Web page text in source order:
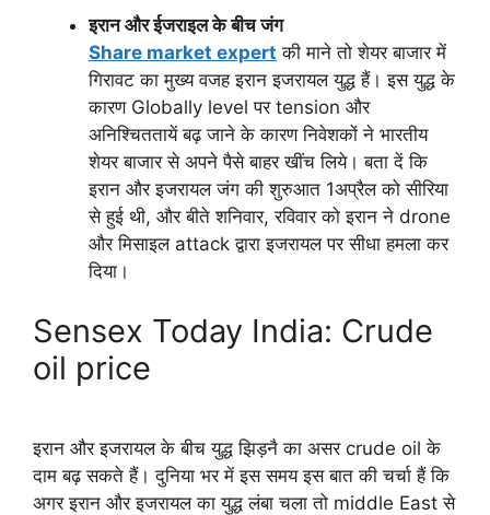
इरान और ईजराइल के बीच जंग
Share market expert की माने तो शेयर बाजार में
गिरावट का मुख्य वजह इरान इजरायल युद्ध हैं। इस युद्ध के
कारण Globally level पर tension और
अनिश्चिततायें बढ़ जाने के कारण निवेशकों ने भारतीय
शेयर बाजार से अपने पैसे बाहर खींच लिये। बता दें कि
इरान और इजरायल जंग की शुरुआत 1अप्रैल को सीरिया
से हुई थी, और बीते शनिवार, रविवार को इरान ने drone
और मिसाइल attack द्वारा इजरायल पर सीधा हमला कर
दिया।
Sensex Today India: Crude
oil price
इरान और इजरायल के बीच युद्ध झिड़नै का असर crude oil के
दाम बढ़ सकते हैं। दुनिया भर में इस समय इस बात की चर्चा हैं कि
अगर इरान और इजरायल का युद्ध लंबा चला तो middle East से